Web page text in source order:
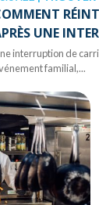
UNE
interruption de
familial,...